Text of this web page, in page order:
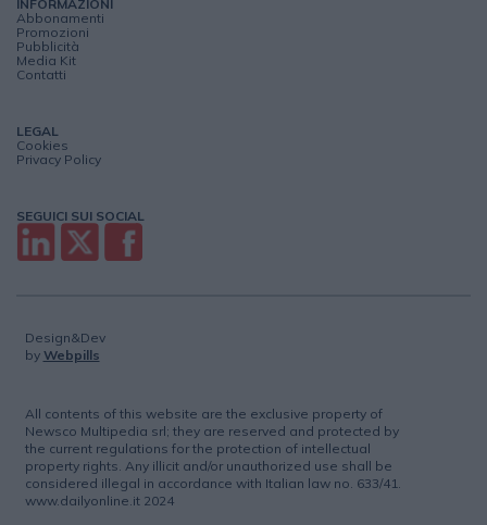
INFORMAZIONI
Abbonamenti
Promozioni
Pubblicità
Media Kit
Contatti
LEGAL
Cookies
Privacy Policy
SEGUICI SUI SOCIAL
Design&Dev
by Webpills
All contents of this website are the exclusive property of
Newsco Multipedia srl; they are reserved and protected by
the current regulations for the protection of intellectual
property rights. Any illicit and/or unauthorized use shall be
considered illegal in accordance with Italian law no. 633/41.
www.dailyonline.it 2024